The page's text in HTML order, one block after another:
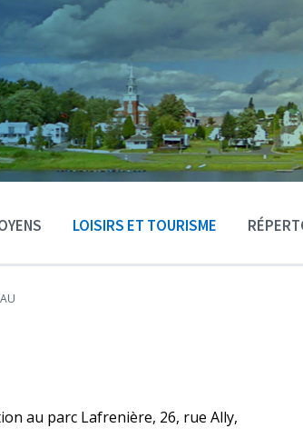
LOISIRS ET TOURISME
au parc Lafrenière, 26, rue Ally,